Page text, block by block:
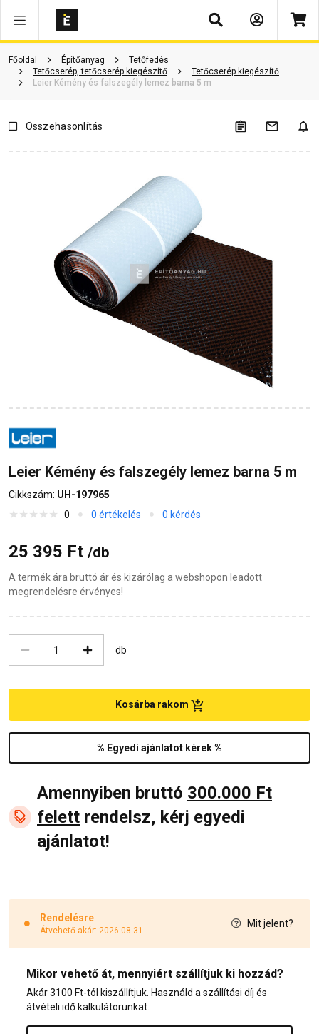
Keresés
Főoldal Építőanyag
Tetőfedés
Tetőcserép, tetőcserép kiegészítő
Tetőcserép kiegészítő
Leier Kémény és falszegély lemez barna 5 m
Vásárlói vélemények Kérdések és válaszok Kapcsolódó cikkek
Összehasonlítás
Leier Kémény és falszegély lemez barna 5 m
Cikkszám: UH-197965
0
0 értékelés 0 kérdés
25 395 Ft /db
A termék ára bruttó ár és kizárólag a webshopon leadott
megrendelésre érvényes!
db
% Egyedi ajánlatot kérek %
Kosárba rakom
Amennyiben bruttó 300.000 Ft
felett rendelsz, kérj egyedi
ajánlatot!
Rendelésre
Átvehető akár: 2026-08-31
Mit jelent?
Mikor vehető át, mennyiért szállítjuk ki hozzád?
Akár 3100 Ft-tól kiszállítjuk. Használd a szállítási díj és
átvételi idő kalkulátorunkat.